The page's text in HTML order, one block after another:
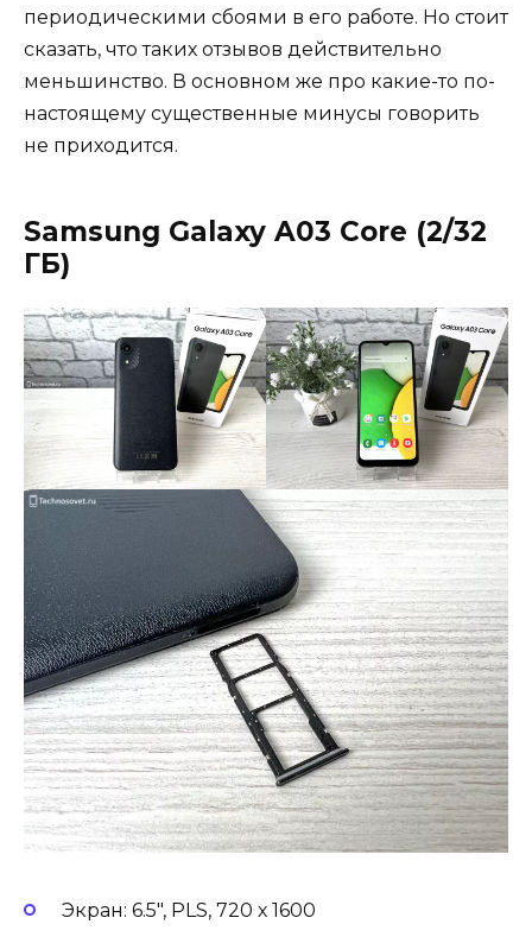
периодическими сбоями в его работе. Но стоит
сказать, что таких отзывов действительно
меньшинство. В основном же про какие-то по-
настоящему существенные минусы говорить
не приходится.
Samsung Galaxy A03 Core (2/32
ГБ)
Экран: 6.5″, PLS, 720 х 1600